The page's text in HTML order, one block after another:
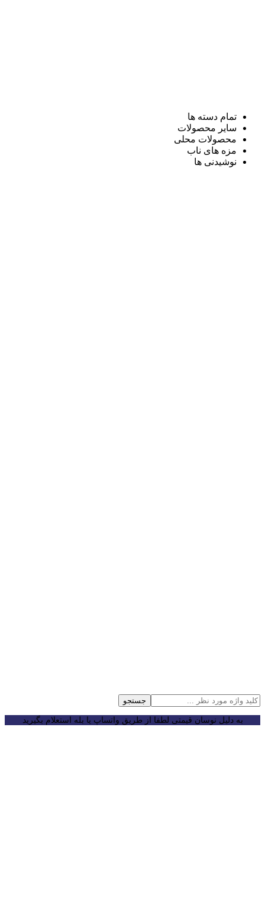
تمام دسته ها
سایر محصولات
محصولات محلی
مزه های ناب
نوشیدنی ها
جستجو
به دلیل نوسان قیمتی لطفا از طریق واتساپ یا بله استعلام بگیرید